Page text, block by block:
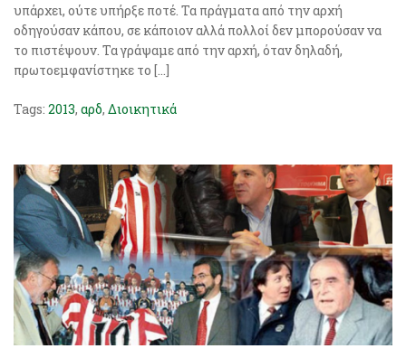
υπάρχει, ούτε υπήρξε ποτέ. Τα πράγματα από την αρχή
οδηγούσαν κάπου, σε κάποιον αλλά πολλοί δεν μπορούσαν να
το πιστέψουν. Τα γράψαμε από την αρχή, όταν δηλαδή,
πρωτοεμφανίστηκε το […]
Tags: 2013, αρδ, Διοικητικά